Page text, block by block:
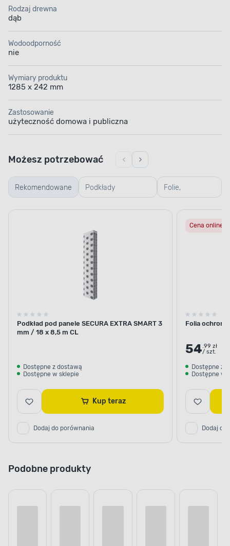
Rodzaj drewna
dąb
Wodoodporność
nie
Wymiary produktu
1285 x 242 mm
Zastosowanie
użyteczność domowa i publiczna
Rekomendowane Podkłady
podłogowe
Folie,
membrany
Możesz potrzebować
Podkład pod panele SECURA EXTRA SMART 3
mm / 18 x 8,5 m CL
Dostępne z dostawą
Dostępne w sklepie
Kup teraz
Dodaj do porównania
Cena online
Folia
54.99 zł
/ szt.
Dostępne z
Dostępne w
Dodaj do
Podobne produkty